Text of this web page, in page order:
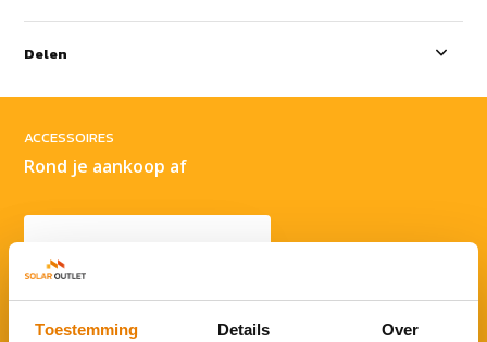
Toestemming Details Over
Delen
ACCESSOIRES
Rond je aankoop af